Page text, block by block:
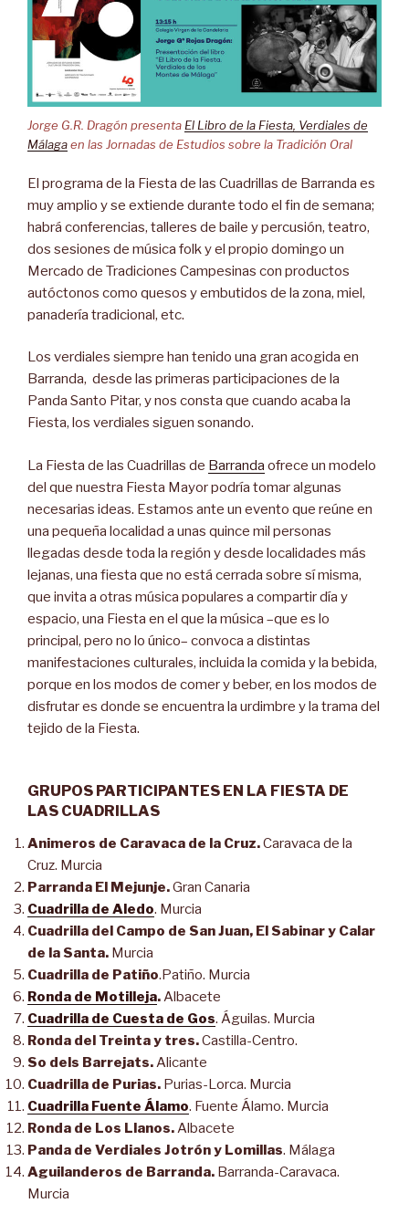
Jorge G.R. Dragón presentaEl Libro de la Fiesta, Verdiales de
Málagaen las Jornadas de Estudios sobre la Tradición Oral
El programa de la Fiesta de las Cuadrillas de Barranda es
muy amplio y se extiende durante todo el fin de semana;
habrá conferencias, talleres de baile y percusión, teatro,
dos sesiones de música folk y el propio domingo un
Mercado de Tradiciones Campesinas con productos
autóctonos como quesos y embutidos de la zona, miel,
panadería tradicional, etc.
Los verdiales siempre han tenido una gran acogida en
Barranda, desde las primeras participaciones de la
Panda Santo Pitar, y nos consta que cuando acaba la
Fiesta, los verdiales siguen sonando.
La Fiesta de las Cuadrillas de Barranda ofrece un modelo
del que nuestra Fiesta Mayor podría tomar algunas
necesarias ideas. Estamos ante un evento que reúne en
una pequeña localidad a unas quince mil personas
llegadas desde toda la región y desde localidades más
lejanas, una fiesta que no está cerrada sobre sí misma,
que invita a otras música populares a compartir día y
espacio, una Fiesta en el que la música –que es lo
principal, pero no lo único– convoca a distintas
manifestaciones culturales, incluida la comida y la bebida,
porque en los modos de comer y beber, en los modos de
disfrutar es donde se encuentra la urdimbre y la trama del
tejido de la Fiesta.
GRUPOS PARTICIPANTES EN LA FIESTA DE
LAS CUADRILLAS
Animeros de Caravaca de la Cruz.Caravaca de la
Cruz. Murcia
Parranda El Mejunje.Gran Canaria
Cuadrilla de Aledo. Murcia
Cuadrilla del Campo de San Juan, El Sabinar y Calar
de la Santa. Murcia
Cuadrilla de Patiño.Patiño. Murcia
Ronda de Motilleja.Albacete
Cuadrilla de Cuesta de Gos. Águilas. Murcia
Ronda del Treinta y tres.Castilla-Centro.
So dels Barrejats.Alicante
Cuadrilla de Purias. Purias-Lorca. Murcia
Cuadrilla Fuente Álamo. Fuente Álamo. Murcia
Ronda de Los Llanos.Albacete
Panda de Verdiales Jotrón y Lomillas. Málaga
Aguilanderos de Barranda. Barranda-Caravaca.
Murcia